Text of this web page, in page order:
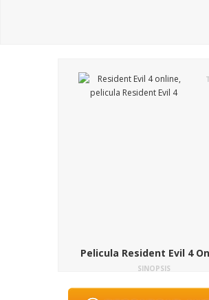
Pelicula Resident Evil 4
SINOPSIS
zombies más aclamadas en